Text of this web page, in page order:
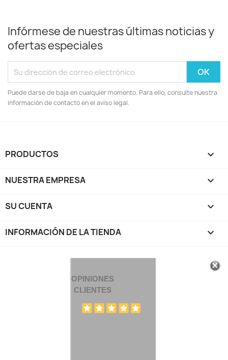
Infórmese de nuestras últimas noticias y
ofertas especiales
Puede darse de baja en cualquier momento. Para ello, consulte nuestra
información de contacto en el aviso legal.
PRODUCTOS 
NUESTRA EMPRESA 
SU CUENTA 
INFORMACIÓN DE LA TIENDA keyboard_arrow_down
OPINIONES
CLIENTES